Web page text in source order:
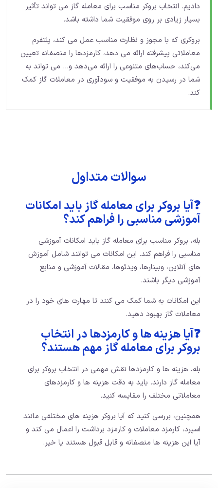
دادیم. انتخاب بروکر مناسب برای معامله گاز می ‌تواند تأثیر
بسیار زیادی بر روی موفقیت شما داشته باشد.
بروکری که با مجوز و نظارت مناسب عمل می ‌کند، پلتفرم
معاملاتی پیشرفته ارائه می ‌دهد، کارمزدها را منصفانه تعیین
می‌کند، حساب‌های متنوعی را ارائه می‌دهد و… می ‌تواند به
شما در رسیدن به موفقیت و سودآوری در معاملات گاز کمک
کند.
سوالات متداول
❓آیا بروکر برای معامله گاز باید امکانات
آموزشی مناسبی را فراهم کند؟
بله، بروکر مناسب برای معامله گاز باید امکانات آموزشی
مناسبی را فراهم کند. این امکانات می ‌توانند شامل آموزش‌
های آنلاین، وبینارها، ویدئوها، مقالات آموزشی و منابع
آموزشی دیگر باشند.
این امکانات به شما کمک می ‌کنند تا مهارت‌ های خود را در
معاملات گاز بهبود دهید.
❓آیا هزینه‌ ها و کارمزدها در انتخاب
بروکر برای معامله گاز مهم هستند؟
بله، هزینه ‌ها و کارمزدها نقش مهمی در انتخاب بروکر برای
معامله گاز دارند. باید به دقت هزینه‌ ها و کارمزدهای
معاملاتی مختلف را مقایسه کنید.
همچنین، بررسی کنید که آیا بروکر هزینه‌ های مختلفی مانند
اسپرد، کارمزد معاملات و کارمزد برداشت را اعمال می‌ کند و
آیا این هزینه‌ ها منصفانه و قابل قبول هستند یا خیر.